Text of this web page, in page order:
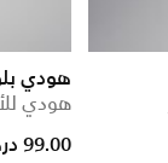
هودي
هودي
Price reduced from
to
99.00 درهم